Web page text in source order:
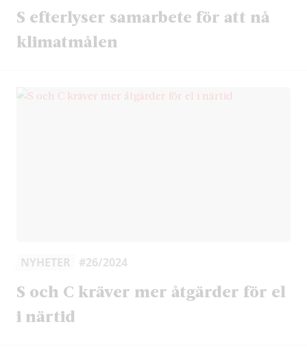
S efterlyser samarbete för att nå
klimatmålen
NYHETER #26/2024
S och C kräver mer åtgärder för el
i närtid